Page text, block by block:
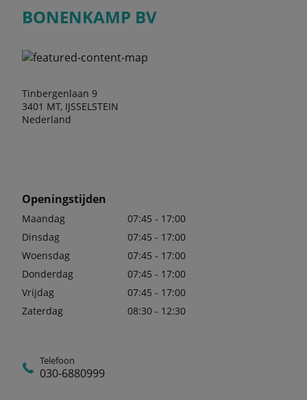
BONENKAMP BV
Tinbergenlaan 9
3401 MT, IJSSELSTEIN
Nederland
Openingstijden
Maandag
07:45 - 17:00
Dinsdag
07:45 - 17:00
Woensdag
07:45 - 17:00
Donderdag
07:45 - 17:00
Vrijdag
07:45 - 17:00
Zaterdag
08:30 - 12:30
Telefoon
030-6880999